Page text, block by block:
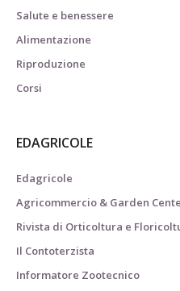
Salute e benessere
Alimentazione
Riproduzione
Corsi
EDAGRICOLE
Edagricole
Agricommercio & Garden
Rivista di Orticoltura e
Il Contoterzista
Informatore Zootecnico